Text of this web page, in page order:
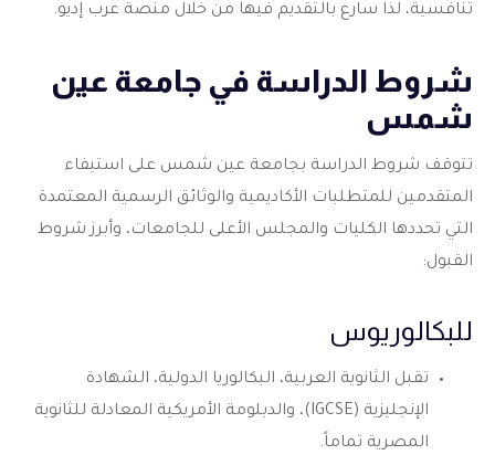
تنافسية، لذا سارع بالتقديم فيها من خلال منصة عرب إديو.
شروط الدراسة في جامعة عين
شمس
تتوقف شروط الدراسة بجامعة عين شمس على استيفاء
المتقدمين للمتطلبات الأكاديمية والوثائق الرسمية المعتمدة
التي تحددها الكليات والمجلس الأعلى للجامعات، وأبرز شروط
القبول:
للبكالوريوس
تقبل الثانوية العربية، البكالوريا الدولية، الشهادة
الإنجليزية (IGCSE)، والدبلومة الأمريكية المعادلة للثانوية
المصرية تماماً.